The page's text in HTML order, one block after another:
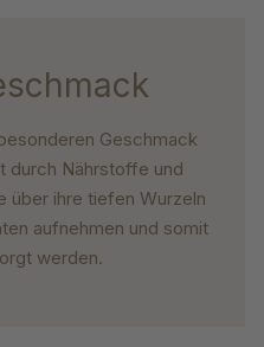
Geschmack
durch Nährstoffe und
über ihre tiefen Wurzeln
aufnehmen und somit
werden.